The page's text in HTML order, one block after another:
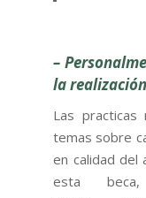
–
la
Las practicas
temas sobre
en calidad del
esta